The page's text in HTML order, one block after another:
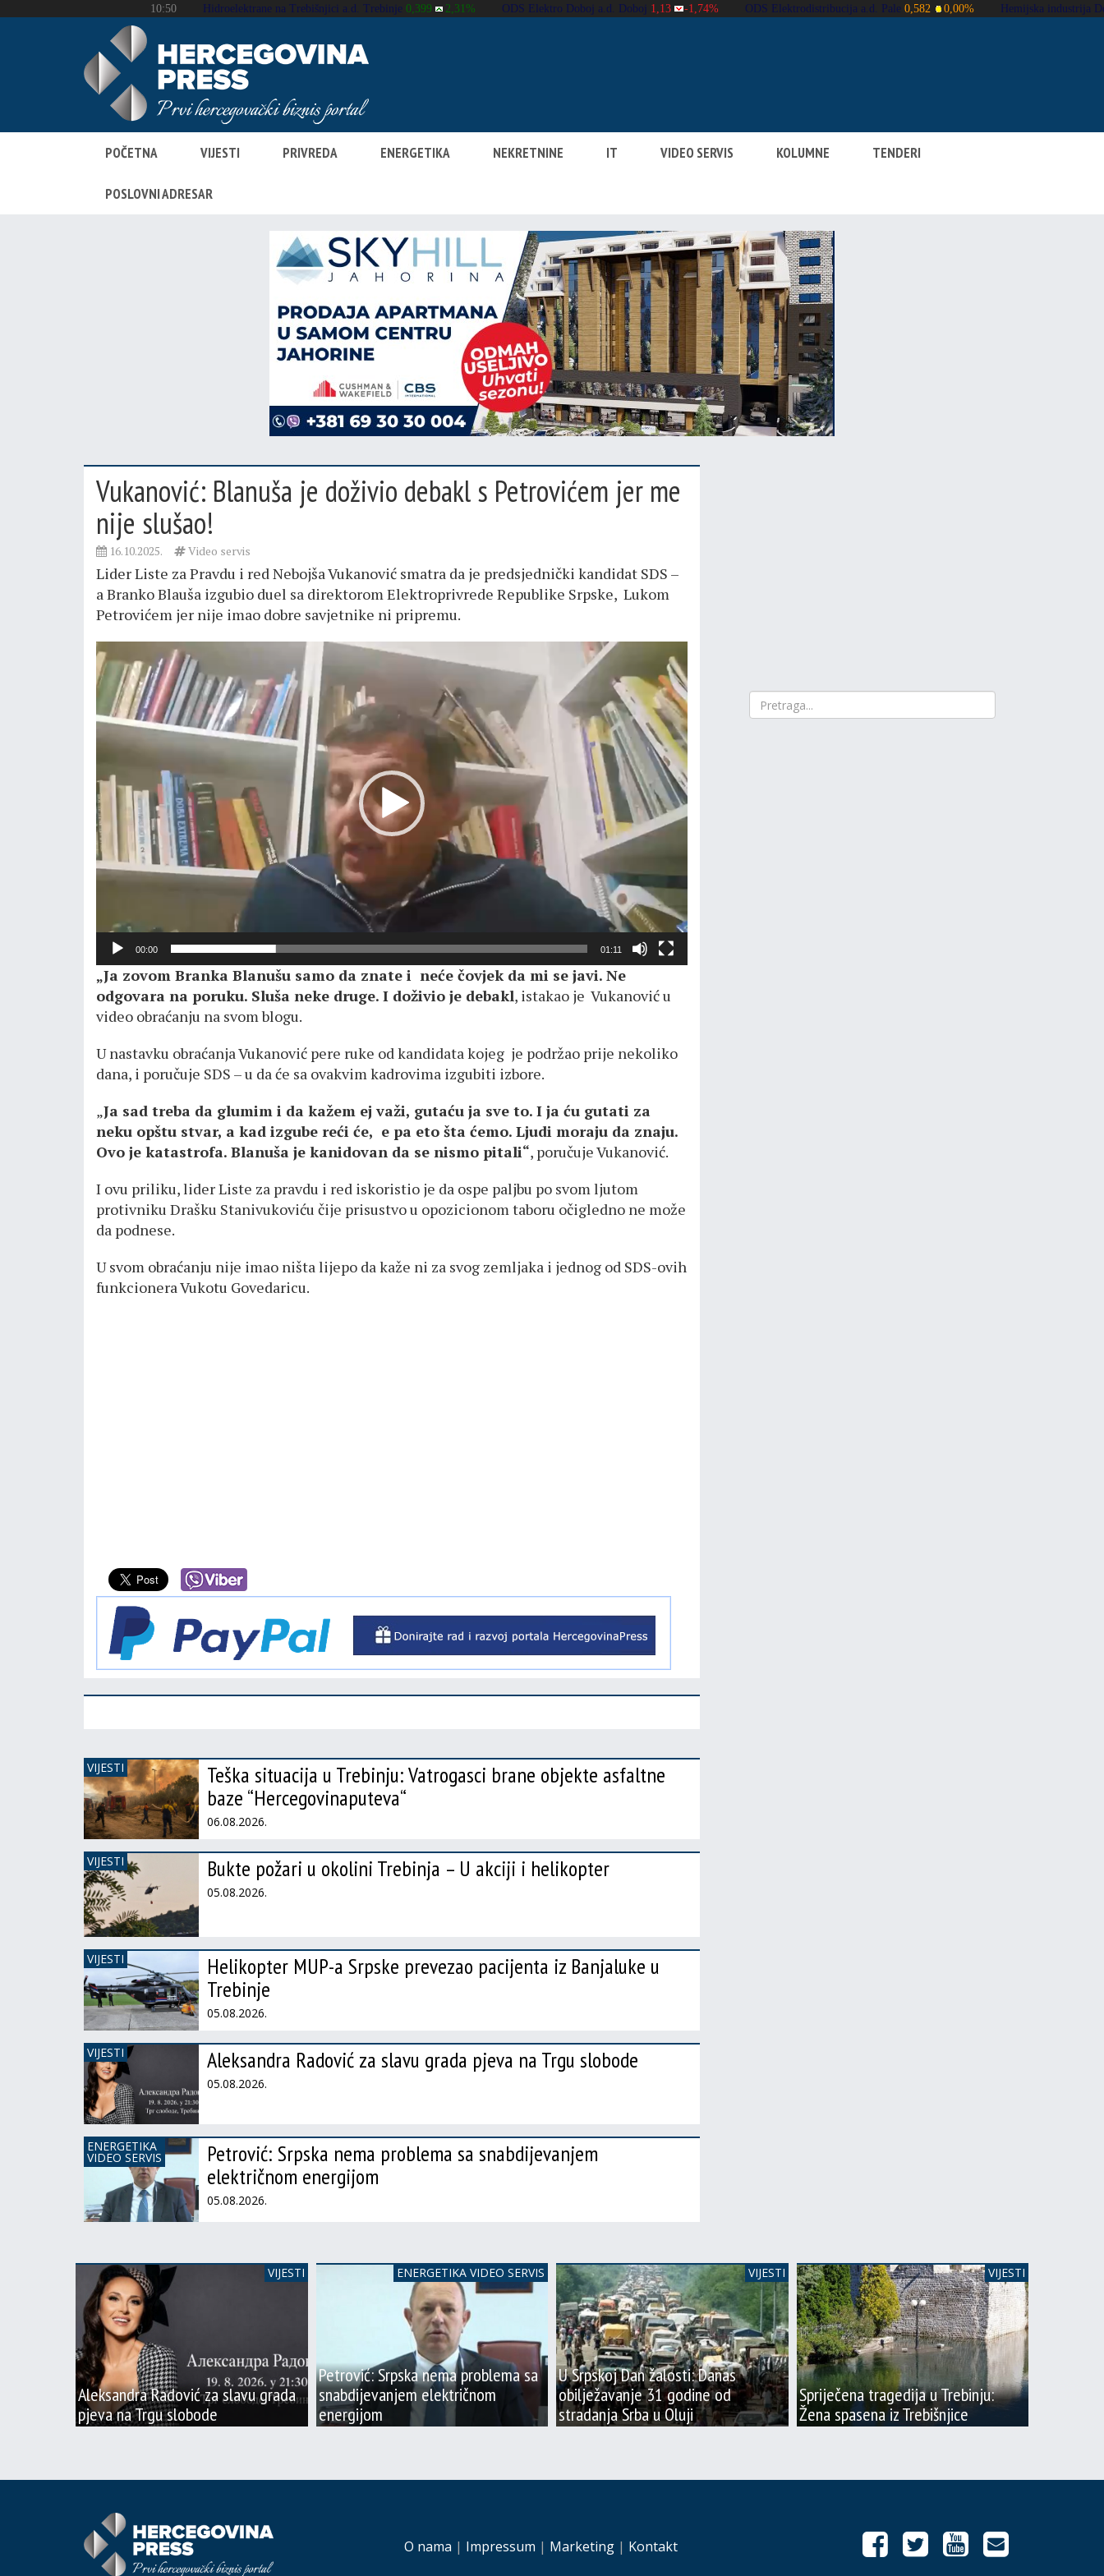
POČETNA VIJESTI PRIVREDA ENERGETIKA NEKRETNINE IT VIDEO SERVIS KOLUMNE TENDERI
POSLOVNI ADRESAR
Vukanović: Blanuša je doživio debakl s Petrovićem jer me
nije slušao!
16.10.2025. Video servis
Lider Liste za Pravdu i red Nebojša Vukanović smatra da je predsjednički kandidat SDS –
a Branko Blauša izgubio duel sa direktorom Elektroprivrede Republike Srpske, Lukom
Petrovićem jer nije imao dobre savjetnike ni pripremu.
Pregledač
video
zapisa
00:00 01:11
„Ja zovom Branka Blanušu samo da znate i neće čovjek da mi se javi. Ne
odgovara na poruku. Sluša neke druge. I doživio je debakl, istakao je Vukanović u
video obraćanju na svom blogu.
U nastavku obraćanja Vukanović pere ruke od kandidata kojeg je podržao prije nekoliko
dana, i poručuje SDS – u da će sa ovakvim kadrovima izgubiti izbore.
„Ja sad treba da glumim i da kažem ej važi, gutaću ja sve to. I ja ću gutati za
neku opštu stvar, a kad izgube reći će, e pa eto šta ćemo. Ljudi moraju da znaju.
Ovo je katastrofa. Blanuša je kanidovan da se nismo pitali“, poručuje Vukanović.
I ovu priliku, lider Liste za pravdu i red iskoristio je da ospe paljbu po svom ljutom
protivniku Drašku Stanivukoviću čije prisustvo u opozicionom taboru očigledno ne može
da podnese.
U svom obraćanju nije imao ništa lijepo da kaže ni za svog zemljaka i jednog od SDS-ovih
funkcionera Vukotu Govedaricu.
VIJESTI
Teška situacija u Trebinju: Vatrogasci brane objekte asfaltne
baze “Hercegovinaputeva“
06.08.2026.
VIJESTI Bukte požari u okolini Trebinja – U akciji i helikopter
05.08.2026.
VIJESTI
Helikopter MUP-a Srpske prevezao pacijenta iz Banjaluke u
Trebinje
05.08.2026.
VIJESTI Aleksandra Radović za slavu grada pjeva na Trgu slobode
05.08.2026.
ENERGETIKA
VIDEO SERVIS
Petrović: Srpska nema problema sa snabdijevanjem
električnom energijom
05.08.2026.
Aleksandra Radović za slavu grada
pjeva na Trgu slobode
VIJESTI
Petrović: Srpska nema problema sa
snabdijevanjem električnom
energijom
ENERGETIKA VIDEO SERVIS
U Srpskoj Dan žalosti: Danas
obilježavanje 31 godine od
stradanja Srba u Oluji
VIJESTI
Spriječena tragedija u Trebinju:
Žena spasena iz Trebišnjice
VIJESTI
O nama | Impressum | Marketing | Kontakt